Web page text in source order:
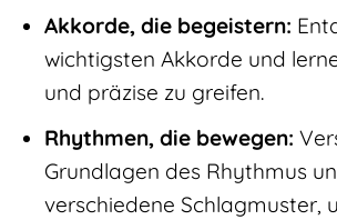
Akkorde, die begeistern:
wichtigsten Akkorde und
und präzise zu greifen.
Rhythmen, die bewegen:
Grundlagen des Rhythmus
verschiedene Schlagmuster,